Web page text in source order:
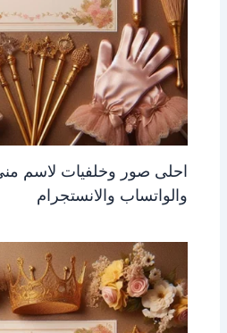
احلى صور وخلفيات لاسم
والواتساب والانستجرام